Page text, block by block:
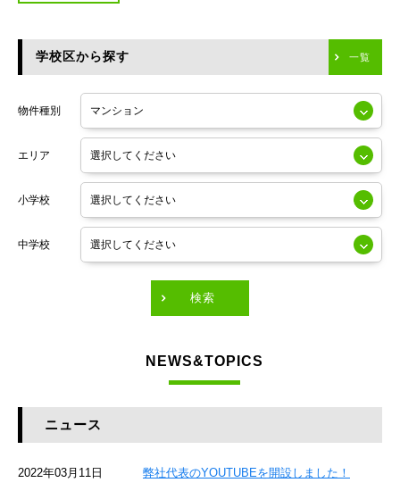
川崎市中原区
川崎市高津区
東京メトロ日比谷線
小田急線
東京メトロ半蔵門線
東京メトロ副都心線
東京メトロ有楽町線
JR総武本線
京成本線
学校区から探す 一覧
物件種別
エリア
小学校
中学校
検索
NEWS&TOPICS
ニュース
2022年03月11日 弊社代表のYOUTUBEを開設しました！